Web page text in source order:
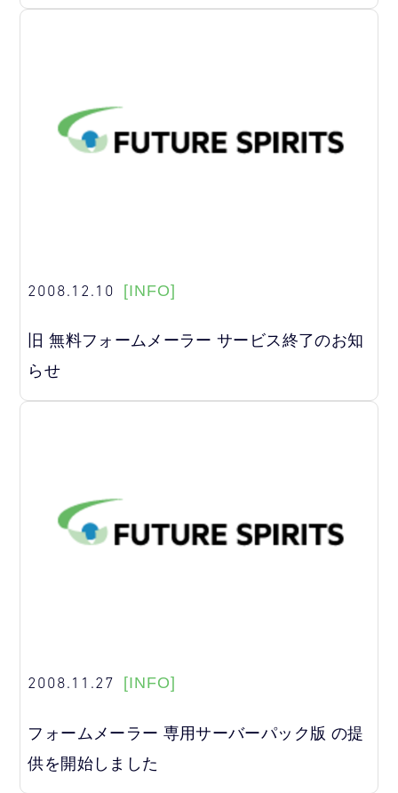
2008.12.10 [INFO]
旧 無料フォームメーラー サービス終了のお知
らせ
2008.11.27 [INFO]
フォームメーラー 専用サーバーパック版 の提
供を開始しました